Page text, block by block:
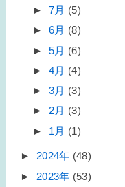
► 7月 (5)
► 6月 (8)
► 5月 (6)
► 4月 (4)
► 3月 (3)
► 2月 (3)
► 1月 (1)
► 2024年 (48)
► 2023年 (53)